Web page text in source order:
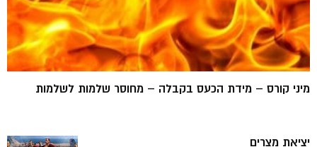
מיני קורס – מידת הכעס בקבלה – מחוסר שלמות לשלמות
יציאת מצרים